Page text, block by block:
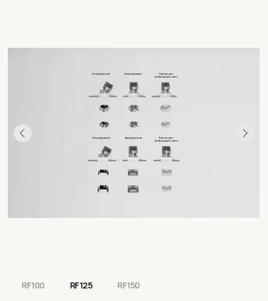
RF100 RF125 RF150